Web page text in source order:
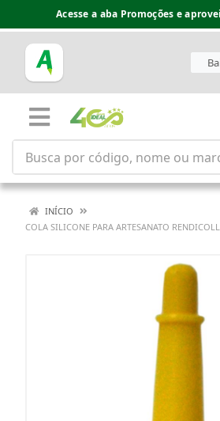
Acesse a aba Promoções e
INÍCIO
COLA SILICONE PARA ARTESANATO